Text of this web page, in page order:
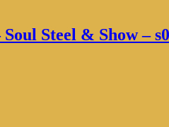
Steel & Show –